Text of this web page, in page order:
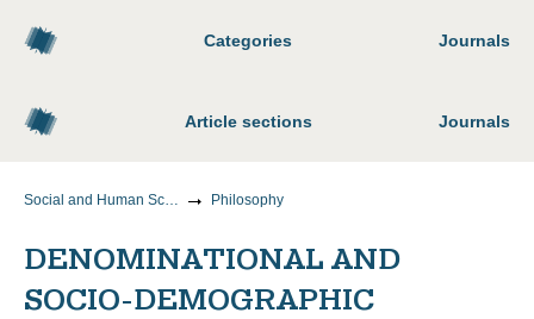
Categories Journals
Article sections Journals
Social and Human Sciences Philosophy
DENOMINATIONAL AND
SOCIO-DEMOGRAPHIC